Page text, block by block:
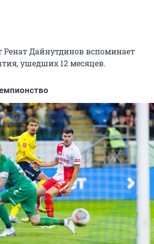
Ренат Дайнутдинов вспоминает
ушедших 12 месяцев.